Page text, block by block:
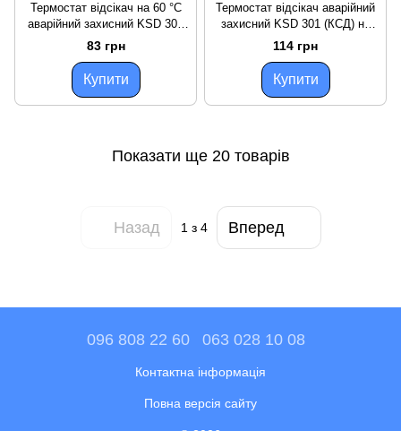
Термостат відсікач на 60 °C
аварійний захисний KSD 301
(302) (КСД)
самовідновлюваний 16 А
83 грн
Купити
Термостат відсікач аварійний
захисний KSD 301 (КСД) на
195°С
самовостанавливающийся
114 грн
Купити
Показати ще 20 товарів
Назад 1з 4 Вперед
096 808 22 60 063 028 10 08
Контактна інформація
Повна версія сайту